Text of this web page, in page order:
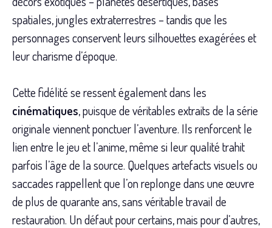
spatiales, jungles extraterrestres – tandis que les
personnages conservent leurs silhouettes exagérées et
leur charisme d’époque.
Cette fidélité se ressent également dans les
cinématiques, puisque de véritables extraits de la série
originale viennent ponctuer l’aventure. Ils renforcent le
lien entre le jeu et l’anime, même si leur qualité trahit
parfois l’âge de la source. Quelques artefacts visuels ou
saccades rappellent que l’on replonge dans une œuvre
de plus de quarante ans, sans véritable travail de
restauration. Un défaut pour certains, mais pour d’autres,